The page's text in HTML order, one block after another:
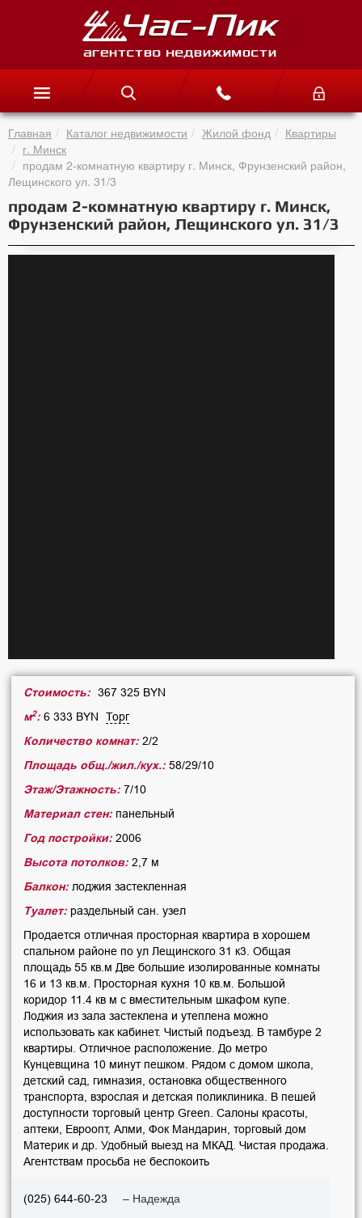
Главная Каталог недвижимости Жилой фонд
Квартиры
г. Минск
продам 2-комнатную квартиру г. Минск, Фрунзенский район,
Лещинского ул. 31/3
продам 2-комнатную квартиру г. Минск,
Фрунзенский район, Лещинского ул. 31/3
Стоимость: 367 325 BYN
м2:6 333 BYN
Торг
Количество комнат: 2/2
Площадь общ./жил./кух.: 58/29/10
Этаж/Этажность: 7/10
Материал стен: панельный
Год постройки: 2006
Высота потолков: 2,7 м
Балкон: лоджия застекленная
Туалет: раздельный сан. узел
Продается отличная просторная квартира в хорошем
спальном районе по ул Лещинского 31 к3. Общая
площадь 55 кв.м Две большие изолированные комнаты
16 и 13 кв.м. Просторная кухня 10 кв.м. Большой
коридор 11.4 кв м с вместительным шкафом купе.
Лоджия из зала застеклена и утеплена можно
использовать как кабинет. Чистый подъезд. В тамбуре 2
квартиры. Отличное расположение. До метро
Кунцевщина 10 минут пешком. Рядом с домом школа,
детский сад, гимназия, остановка общественного
транспорта, взрослая и детская поликлиника. В пешей
доступности торговый центр Green. Салоны красоты,
аптеки, Евроопт, Алми, Фок Мандарин, торговый дом
Материк и др. Удобный выезд на МКАД. Чистая продажа.
Агентствам просьба не беспокоить
(025) 644-60-23 – Надежда